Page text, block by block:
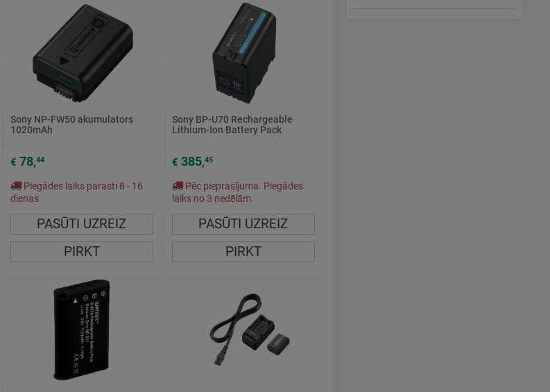
Sony NP-FW50 akumulators
1020mAh
€ 78,44
Piegādes laiks parasti 8 - 16
dienas
PASŪTI UZREIZ
PIRKT
Sony BP-U70 Rechargeable
Lithium-Ion Battery Pack
€ 385,45
Pēc pieprasījuma. Piegādes
laiks no 3 nedēļām.
PASŪTI UZREIZ
PIRKT